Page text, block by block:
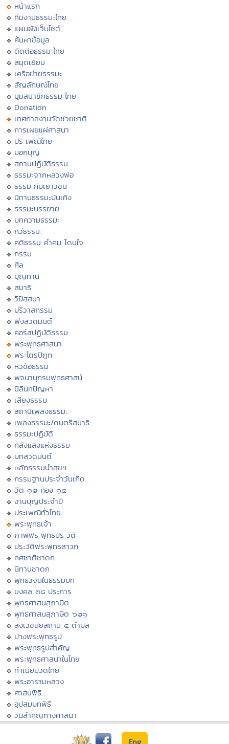
หน้าแรก
ทีมงานธรรมะไทย
แผนผังเว็บไซต์
ค้นหาข้อมูล
ติดต่อธรรมะไทย
สมุดเยี่ยม
เครือข่ายธรรมะ
สัญลักษณ์ไทย
มุมสมาชิกธรรมะไทย
Donation
เทศกาลงานวัดช่วยชาติ
การเผยแผ่ศาสนา
ประเพณีไทย
บอกบุญ
สถานปฏิบัติธรรม
ธรรมะจากหลวงพ่อ
ธรรมะกับเยาวชน
นิทานธรรมะบันเทิง
ธรรมะบรรยาย
บทความธรรมะ
กวีธรรมะ
คติธรรม คำคม โดนใจ
กรรม
ศีล
บุญทาน
สมาธิ
วิปัสสนา
ปริวาสกรรม
ฟังสวดมนต์
คอร์สปฏิบัติธรรม
พระพุทธศาสนา
พระไตรปิฏก
หัวข้อธรรม
พจนานุกรมพุทธศาสน์
มิลินทปัญหา
เสียงธรรม
สถานีเพลงธรรมะ
เพลงธรรมะ/ดนตรีสมาธิ
ธรรมะปฏิบัติ
คลังแสงแห่งธรรม
บทสวดมนต์
หลักธรรมนำสุขฯ
กรรมฐานประจำวันเกิด
ฮีต ๑๒ คอง ๑๔
งานบุญประจำปี
ประเพณีทั่วไทย
พระพุทธเจ้า
ภาพพระพุทธประวัติ
ประวัติพระพุทธสาวก
ทศชาติชาดก
นิทานชาดก
พุทธวจนในธรรมบท
มงคล ๓๘ ประการ
พุทธศาสนสุภาษิต
พุทธศาสนสุภาษิต ๖๒๑
สังเวชนียสถาน ๔ ตำบล
ปางพระพุทธรูป
พระพุทธรูปสำคัญ
พระพุทธศาสนาในไทย
ทำเนียบวัดไทย
พระอารามหลวง
ศาสนพิธี
อุปสมบทพิธี
วันสำคัญทางศาสนา
Eng